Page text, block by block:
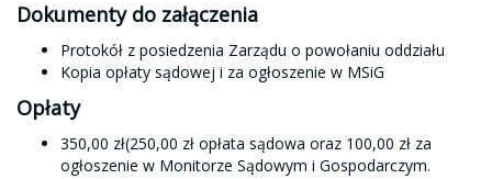
Dokumenty do załączenia
Protokół z posiedzenia Zarządu o powołaniu oddziału
Kopia opłaty sądowej i za ogłoszenie w MSiG
Opłaty
350,00 zł(250,00 zł opłata sądowa oraz 100,00 zł za
ogłoszenie w Monitorze Sądowym i Gospodarczym.